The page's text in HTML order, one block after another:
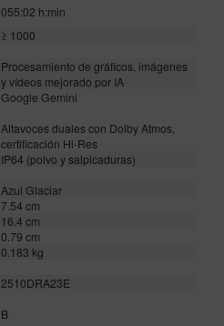
055:02 h:min
≥ 1000
Procesamiento de gráficos, imágenes
y vídeos mejorado por IA
Google Gemini
Altavoces duales con Dolby Atmos,
certificación Hi-Res
IP64 (polvo y salpicaduras)
Azul Glaciar
7.54 cm
16.4 cm
0.79 cm
0.183 kg
2510DRA23E
B